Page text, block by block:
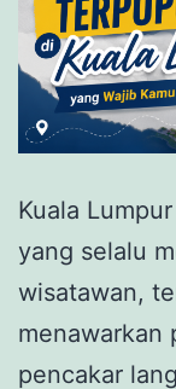
Kuala
yang selalu
wisatawan,
menawarkan
pencakar